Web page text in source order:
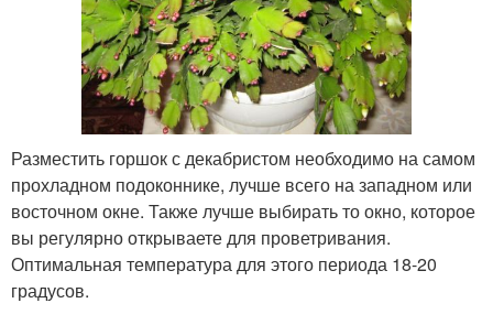
Разместить горшок с декабристом необходимо на самом
прохладном подоконнике, лучше всего на западном или
восточном окне. Также лучше выбирать то окно, которое
вы регулярно открываете для проветривания.
Оптимальная температура для этого периода 18-20
градусов.